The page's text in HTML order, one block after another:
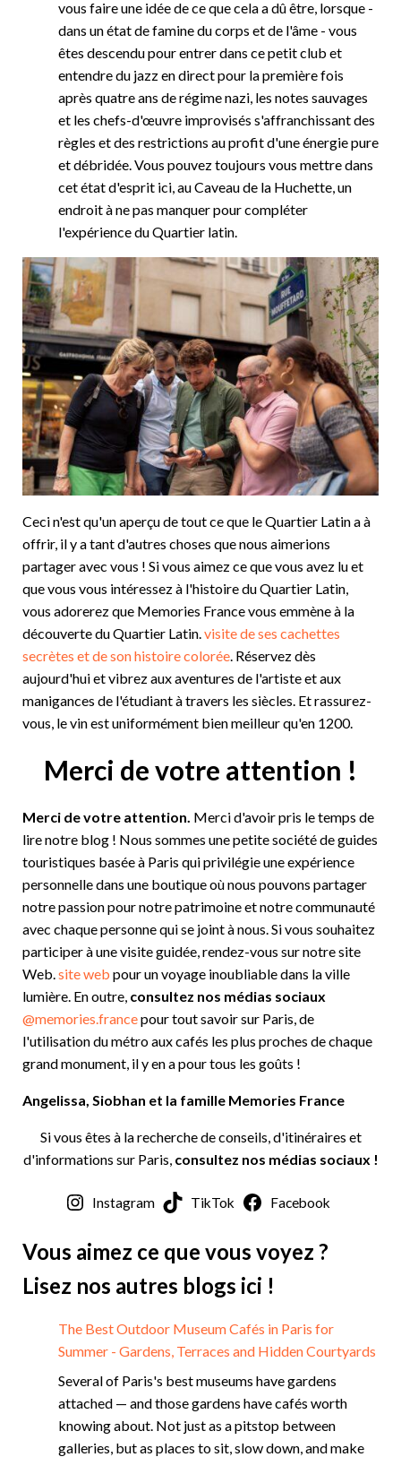
vous faire une idée de ce que cela a dû être, lorsque -
dans un état de famine du corps et de l'âme - vous
êtes descendu pour entrer dans ce petit club et
entendre du jazz en direct pour la première fois
après quatre ans de régime nazi, les notes sauvages
et les chefs-d'œuvre improvisés s'affranchissant des
règles et des restrictions au profit d'une énergie pure
et débridée. Vous pouvez toujours vous mettre dans
cet état d'esprit ici, au Caveau de la Huchette, un
endroit à ne pas manquer pour compléter
l'expérience du Quartier latin.
Ceci n'est qu'un aperçu de tout ce que le Quartier Latin a à
offrir, il y a tant d'autres choses que nous aimerions
partager avec vous ! Si vous aimez ce que vous avez lu et
que vous vous intéressez à l'histoire du Quartier Latin,
vous adorerez que Memories France vous emmène à la
découverte du Quartier Latin. visite de ses cachettes
secrètes et de son histoire colorée . Réservez dès
aujourd'hui et vibrez aux aventures de l'artiste et aux
manigances de l'étudiant à travers les siècles. Et rassurez-
vous, le vin est uniformément bien meilleur qu'en 1200.
Merci de votre attention !
Merci de votre attention. Merci d'avoir pris le temps de
lire notre blog ! Nous sommes une petite société de guides
touristiques basée à Paris qui privilégie une expérience
personnelle dans une boutique où nous pouvons partager
notre passion pour notre patrimoine et notre communauté
avec chaque personne qui se joint à nous. Si vous souhaitez
participer à une visite guidée, rendez-vous sur notre site
Web. site web pour un voyage inoubliable dans la ville
lumière. En outre, consultez nos médias sociaux
@memories.francepour tout savoir sur Paris, de
l'utilisation du métro aux cafés les plus proches de chaque
grand monument, il y en a pour tous les goûts !
Angelissa, Siobhan et la famille Memories France
Si vous êtes à la recherche de conseils, d'itinéraires et
d'informations sur Paris, consultez nos médias sociaux !
Instagram TikTok Facebook
Vous aimez ce que vous voyez ?
Lisez nos autres blogs ici !
The Best Outdoor Museum Cafés in Paris for
Summer - Gardens, Terraces and Hidden Courtyards
Several of Paris's best museums have gardens
attached — and those gardens have cafés worth
knowing about. Not just as a pitstop between
galleries, but as places to sit, slow down, and make